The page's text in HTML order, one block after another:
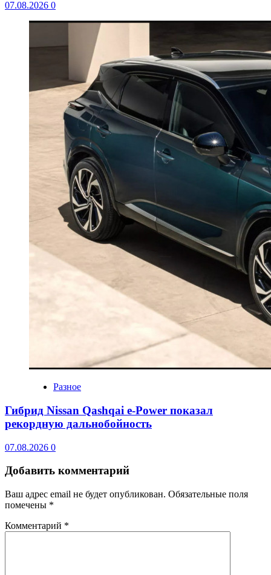
07.08.2026 0
Разное
Гибрид Nissan Qashqai e-Power показал
рекордную дальнобойность
07.08.2026 0
Добавить комментарий
Ваш адрес email не будет опубликован. Обязательные поля
помечены *
Комментарий *